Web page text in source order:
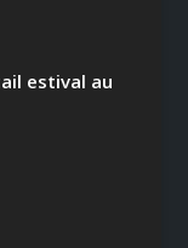
estival au